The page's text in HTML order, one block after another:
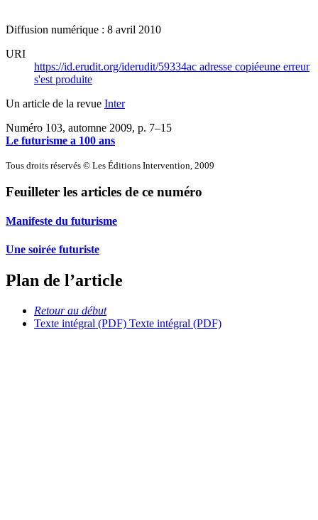
Diffusion numérique : 8 avril 2010
URI
https://id.erudit.org/iderudit/59334ac adresse copiéeune erreur
s'est produite
Un article de la revue Inter
Numéro 103, automne 2009, p. 7–15
Le futurisme a 100 ans
Tous droits réservés © Les Éditions Intervention, 2009
Feuilleter les articles de ce numéro
Manifeste du futurisme
Une soirée futuriste
Plan de l’article
Retour au début
Texte intégral (PDF) Texte intégral (PDF)